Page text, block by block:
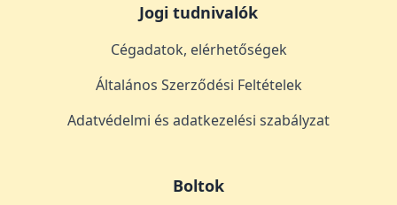
Jogi tudnivalók
Cégadatok, elérhetőségek
Általános Szerződési Feltételek
Adatvédelmi és adatkezelési szabályzat
Boltok